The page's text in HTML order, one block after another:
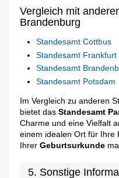
Vergleich mit
Brandenburg
Standesamt Cottbus
Standesamt Frankfurt
Standesamt
Standesamt Potsdam
Im Vergleich zu anderen
bietet dasStandesamt
Charme und eine Vielfalt
einem idealen Ort für Ihre
IhrerGeburtsurkunde
5. Sonstige